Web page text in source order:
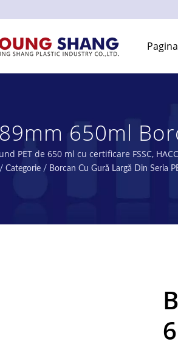
89mm 650ml
Și Borcane Din
PET de 650 ml cu certificare FSSC,
și sticle PET.
/ Categorie / Borcan Cu Gură Largă Din Seria